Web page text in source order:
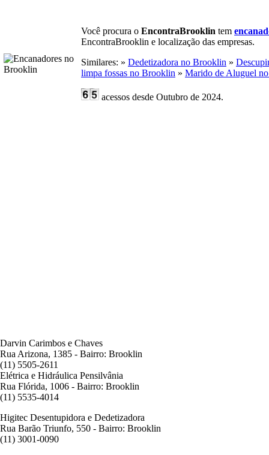
Você procura o EncontraBrooklin tem
EncontraBrooklin e localização das empresas.
Similares: » Dedetizadora no Brooklin »
limpa fossas no Brooklin » Marido de Aluguel
acessos desde Outubro de 2024.
Darvin Carimbos e Chaves
Rua Arizona, 1385 - Bairro: Brooklin
(11) 5505-2611
Elétrica e Hidráulica Pensilvânia
Rua Flórida, 1006 - Bairro: Brooklin
(11) 5535-4014
Higitec Desentupidora e Dedetizadora
Rua Barão Triunfo, 550 - Bairro: Brooklin
(11) 3001-0090